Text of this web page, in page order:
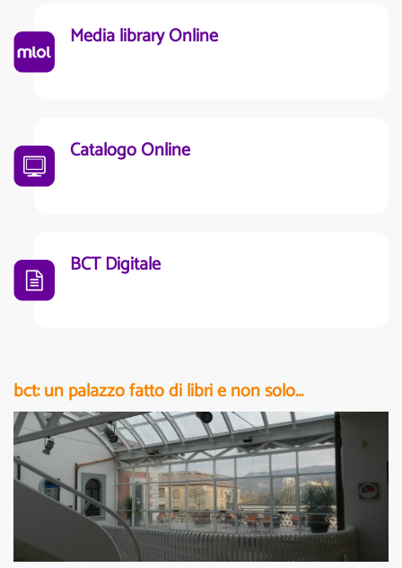
Media library Online
Catalogo Online
BCT Digitale
bct: un palazzo fatto di libri e non solo...